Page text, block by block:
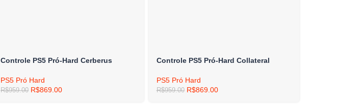
Controle PS5 Pró-Hard Cerberus
PS5 Pró Hard
R$959.00 R$869.00
Controle PS5 Pró-Hard Collateral
PS5 Pró Hard
R$959.00 R$869.00